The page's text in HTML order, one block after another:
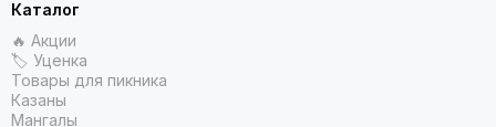
Каталог
🔥 Акции
🏷 Уценка
Товары для пикника
Казаны
Мангалы